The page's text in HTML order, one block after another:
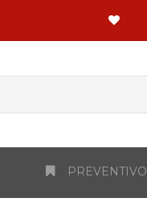
PREVENTIVO